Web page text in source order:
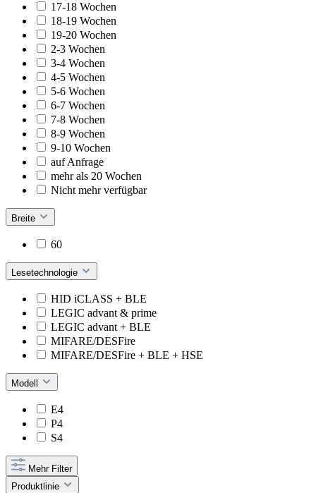
17-18 Wochen
18-19 Wochen
19-20 Wochen
2-3 Wochen
3-4 Wochen
4-5 Wochen
5-6 Wochen
6-7 Wochen
7-8 Wochen
8-9 Wochen
9-10 Wochen
auf Anfrage
mehr als 20 Wochen
Nicht mehr verfügbar
Breite
60
Lesetechnologie
HID iCLASS + BLE
LEGIC advant & prime
LEGIC advant + BLE
MIFARE/DESFire
MIFARE/DESFire + BLE + HSE
Modell
E4
P4
S4
Mehr Filter
Produktlinie